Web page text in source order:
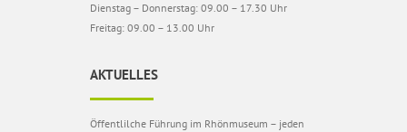
Dienstag – Donnerstag: 09.00 – 17.30 Uhr
Freitag: 09.00 – 13.00 Uhr
AKTUELLES
Öffentlilche Führung im Rhönmuseum – jeden